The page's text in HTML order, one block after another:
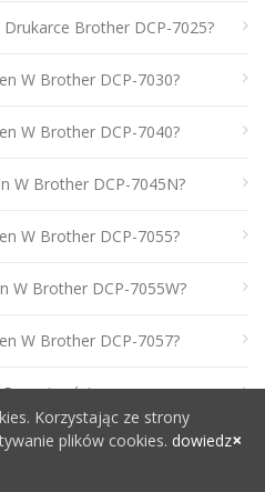
Brother DCP-7025?
W Brother DCP-7030?
W Brother DCP-7040?
W Brother DCP-7045N?
W Brother DCP-7055?
W Brother DCP-7055W?
W Brother DCP-7057?
Korzystając ze strony
plików cookies. dowiedz